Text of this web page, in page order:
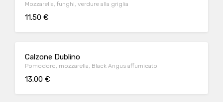
Mozzarella, funghi, verdure alla griglia
11.50 €
Calzone Dublino
Pomodoro, mozzarella, Black Angus affumicato
13.00 €